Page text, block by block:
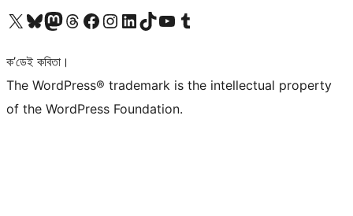
আমাৰ X (আগৰ Twitter) একাউণ্টলৈ যাওকআমাৰ Bluesky একাউণ্টলৈ যাওকআমাৰ Mastodon একাউণ্টলৈ যাওকআমাৰ Threads একাউণ্টলৈ যাওকআমাৰ Facebook পৃষ্ঠালৈ যাওকআমাৰ Instagram একাউণ্টলৈ যাওকআমাৰ LinkedIn একাউণ্টলৈ যাওকআমাৰ TikTok একাউণ্টলৈ যাওকআমাৰ YouTube চেনেললৈ যাওকআমাৰ Tumblr একাউণ্টলৈ যাওক
ক’ডেই কবিতা।
The WordPress® trademark is the intellectual property
of the WordPress Foundation.